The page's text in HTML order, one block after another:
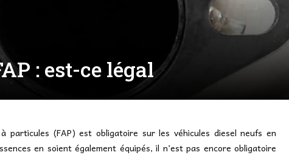
: est-ce légal
particules (FAP) est obligatoire sur les véhicules diesel neufs en
en soient également équipés, il n’est pas encore obligatoire